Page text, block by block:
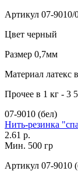
Артикул 07-9010/
Цвет черный
Размер 0,7мм
Материал латекс
Прочее в 1 кг - 3
07-9010 (бел)
Нить-резинка
2.61 р.
Мин. 500 гр
Артикул 07-9010